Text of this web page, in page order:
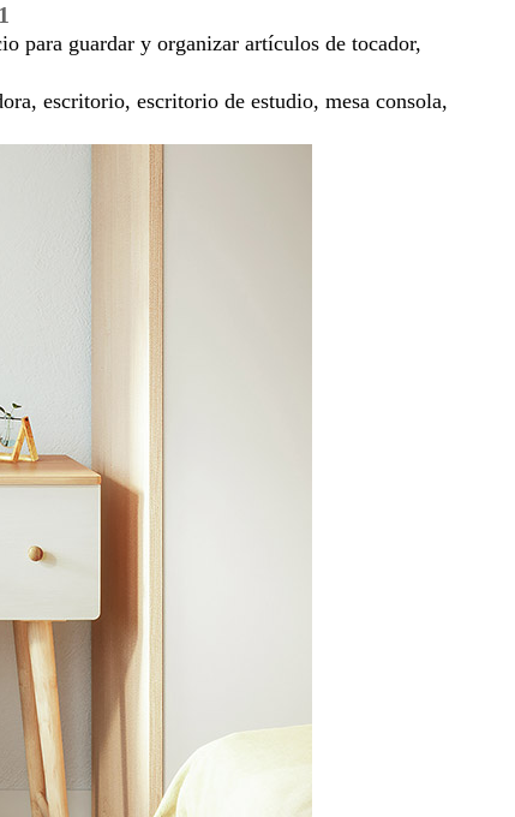
para guardar y organizar artículos de tocador,
escritorio, escritorio de estudio, mesa consola,